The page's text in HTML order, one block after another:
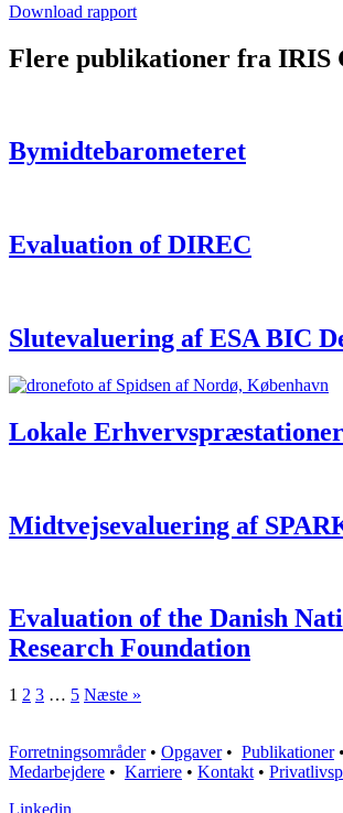
Download rapport
Flere publikationer fra IRIS
Bymidtebarometeret
Evaluation of DIREC
Slutevaluering af ESA BIC
Lokale
Midtvejsevaluering af
Evaluation of the Danish
Research Foundation
1 2 3 … 5 Næste »
Forretningsområder• Opgaver• Publikationer•
Medarbejdere • Karriere • Kontakt •